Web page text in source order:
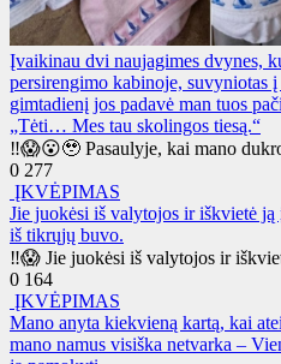
Įvaikinau dvi naujagimes dvynes,
persirengimo kabinoje, suvyniotas
gimtadienį jos padavė man tuos
„Tėti… Mes tau skolingos tiesą.“
‼️😱😮🥹 Pasaulyje, kai mano
0 277
ĮKVĖPIMAS
Jie juokėsi iš valytojos ir iškvietė
iš tikrųjų buvo.
‼️😱 Jie juokėsi iš valytojos ir
0 164
ĮKVĖPIMAS
Mano anyta kiekvieną kartą, kai
mano namus visiška netvarka –